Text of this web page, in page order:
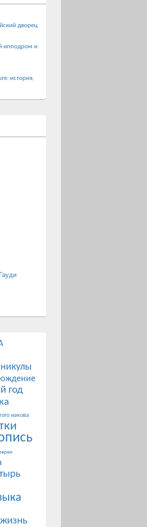
дворец
ипподром и
история,
год
иакова